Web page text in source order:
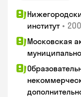
институт •
Московская